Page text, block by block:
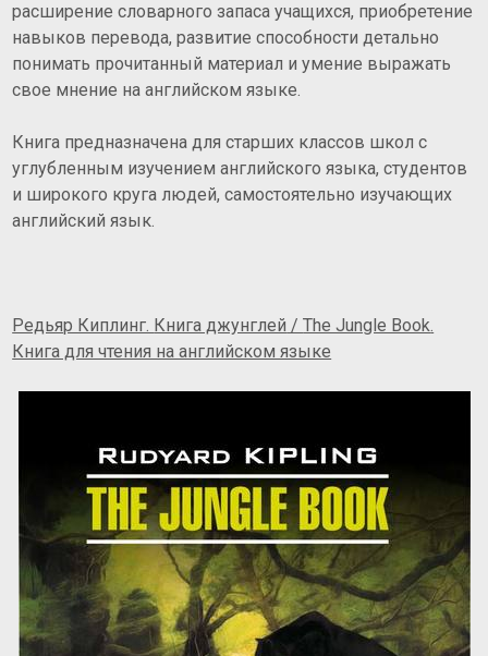
расширение словарного запаса учащихся, приобретение
навыков перевода, развитие способности детально
понимать прочитанный материал и умение выражать
свое мнение на английском языке.
Книга предназначена для старших классов школ с
углубленным изучением английского языка, студентов
и широкого круга людей, самостоятельно изучающих
английский язык.
Редьяр Киплинг. Книга джунглей /The Jungle Book.
Книга для чтения на английском языке